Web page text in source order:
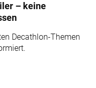
– keine
Decathlon-Themen